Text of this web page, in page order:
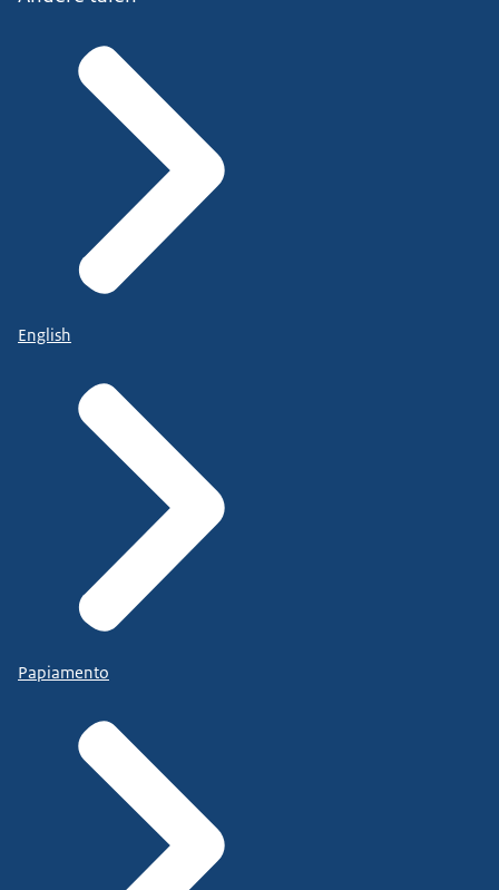
English
Papiamento